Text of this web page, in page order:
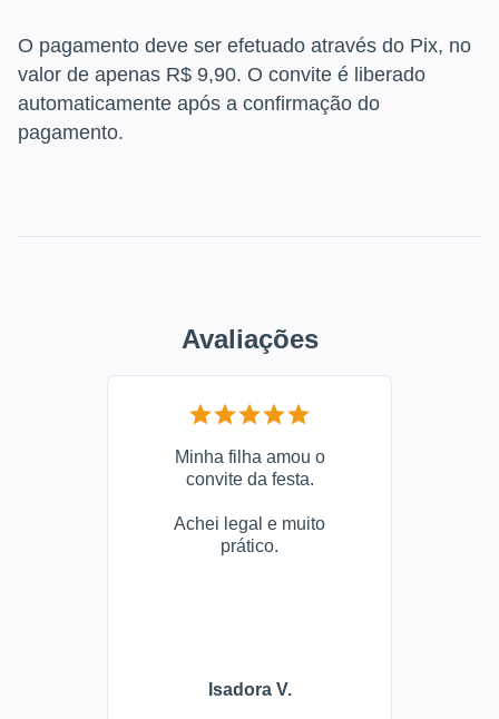
O pagamento deve ser efetuado através do Pix, no
valor de apenas R$ 9,90. O convite é liberado
automaticamente após a confirmação do
pagamento.
Avaliações
Minha filha amou o
convite da festa.
Achei legal e muito
prático.
Isadora V.